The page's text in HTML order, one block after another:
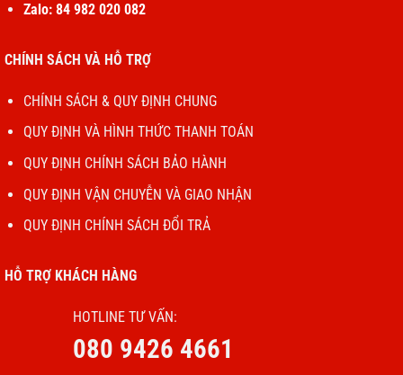
iPadOS 16 phát huy tiềm năng của chiếc iPad
Hệ điều hành iPadOS 16 cung cấp nhiều tính năng mới,
giúp iPad Gen 11 linh hoạt hơn trong cơ chế vận hành. Khả
phương trình toán học phức tạp hoặc vẽ ra những bức
tranh đầy sáng tạo. Ngoài ra, iPadOS 16 còn hỗ trợ làm
Manager – cơ chế giúp tối ưu hóa trải nghiệm đa nhiệm
trên iPad. Với tính năng này, người dùng có thể mở nhiều
Zalo: 84 982 020 082
CHÍNH SÁCH VÀ HỖ TRỢ
CHÍNH SÁCH & QUY ĐỊNH CHUNG
QUY ĐỊNH VÀ HÌNH THỨC THANH TOÁN
QUY ĐỊNH CHÍNH SÁCH BẢO HÀNH
QUY ĐỊNH VẬN CHUYỄN VÀ GIAO NHẬN
QUY ĐỊNH CHÍNH SÁCH ĐỔI TRẢ
HỖ TRỢ KHÁCH HÀNG
HOTLINE TƯ VẤN:
080 9426 4661